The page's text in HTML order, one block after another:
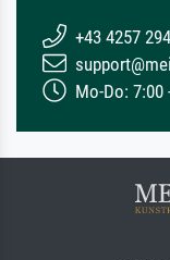
+43 4257
Mo-Do: 7:00